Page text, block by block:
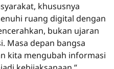
khususnya
ruang digital dengan
bukan ujaran
Masa depan bangsa
kita mengubah informasi